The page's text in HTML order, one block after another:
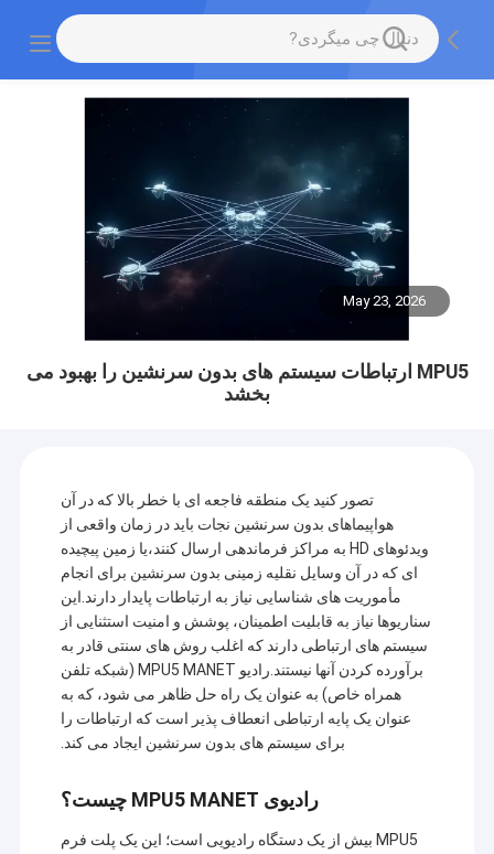
May 23, 2026
MPU5 ارتباطات سیستم های بدون سرنشین را بهبود می
بخشد
تصور کنید یک منطقه فاجعه ای با خطر بالا که در آن
هواپیماهای بدون سرنشین نجات باید در زمان واقعی از
ویدئوهای HD به مراکز فرماندهی ارسال کنند،یا زمین پیچیده
ای که در آن وسایل نقلیه زمینی بدون سرنشین برای انجام
مأموریت های شناسایی نیاز به ارتباطات پایدار دارند.این
سناریوها نیاز به قابلیت اطمینان، پوشش و امنیت استثنایی از
سیستم های ارتباطی دارند که اغلب روش های سنتی قادر به
برآورده کردن آنها نیستند.رادیو MPU5 MANET (شبکه تلفن
همراه خاص) به عنوان یک راه حل ظاهر می شود، که به
عنوان یک پایه ارتباطی انعطاف پذیر است که ارتباطات را
برای سیستم های بدون سرنشین ایجاد می کند.
رادیوی MPU5 MANET چیست؟
MPU5 بیش از یک دستگاه رادیویی است؛ این یک پلت فرم